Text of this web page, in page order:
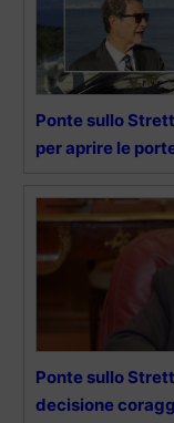
Ponte sullo
per aprire le
Ponte sullo
decisione